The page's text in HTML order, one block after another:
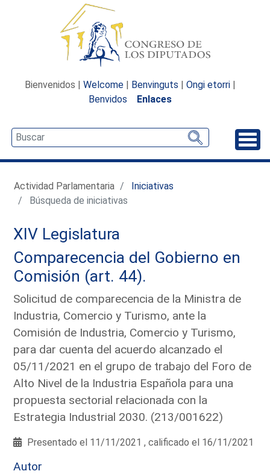
Bienvenidos | Welcome | Benvinguts | Ongi etorri |
Benvidos
Enlaces
Actividad Parlamentaria
Iniciativas
Búsqueda de iniciativas
XIV Legislatura
Comparecencia del Gobierno en
Comisión (art. 44).
Solicitud de comparecencia de la Ministra de
Industria, Comercio y Turismo, ante la
Comisión de Industria, Comercio y Turismo,
para dar cuenta del acuerdo alcanzado el
05/11/2021 en el grupo de trabajo del Foro de
Alto Nivel de la Industria Española para una
propuesta sectorial relacionada con la
Estrategia Industrial 2030. (213/001622)
Presentado el 11/11/2021 , calificado el 16/11/2021
Autor